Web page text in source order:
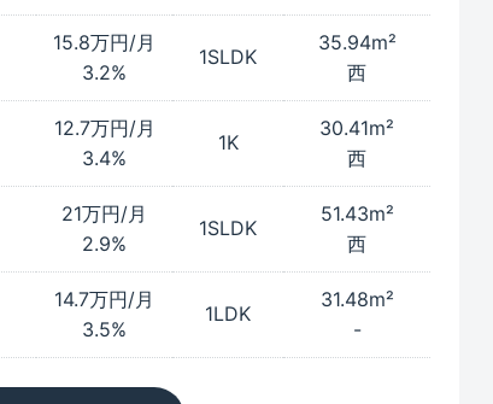
15.8万円/月
3.2%
1SLDK
35.94m²
西
12.7万円/月
3.4%
1K
30.41m²
西
21万円/月
2.9%
1SLDK
51.43m²
西
14.7万円/月
3.5%
1LDK
31.48m²
-